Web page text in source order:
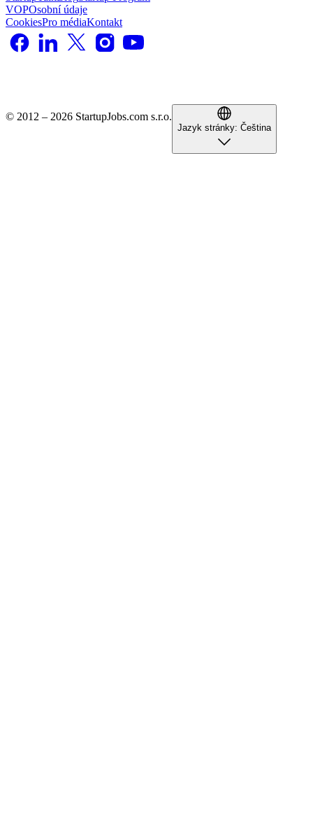
VOPOsobní údaje
CookiesPro médiaKontakt
© 2012 – 2026 StartupJobs.com s.r.o.
Jazyk stránky: Čeština